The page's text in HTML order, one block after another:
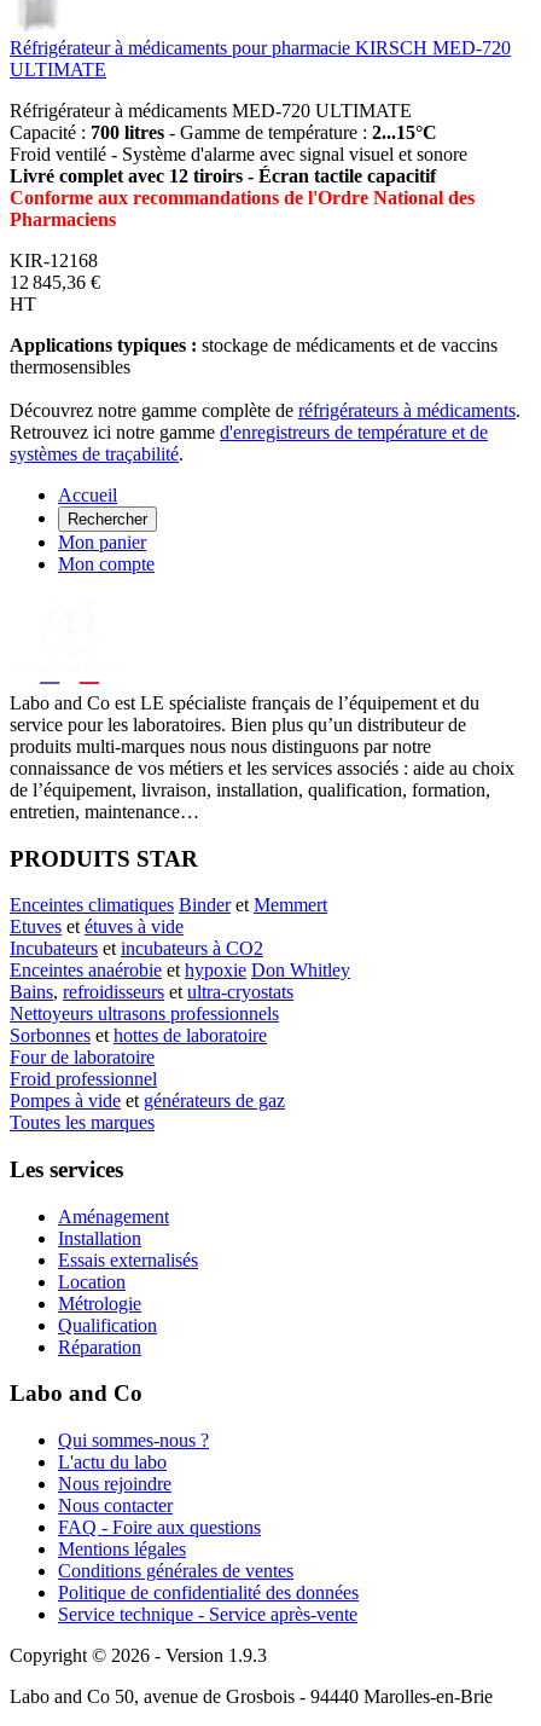
Réfrigérateur à médicaments pour pharmacie KIRSCH MED-720
ULTIMATE
Réfrigérateur à médicaments MED-720 ULTIMATE
Capacité : 700 litres - Gamme de température : 2...15°C
Froid ventilé - Système d'alarme avec signal visuel et sonore
Livré complet avec 12 tiroirs - Écran tactile capacitif
Conforme aux recommandations de l'Ordre National des
Pharmaciens
KIR-12168
12 845,36 €
HT
Applications typiques : stockage de médicaments et de vaccins
thermosensibles
Découvrez notre gamme complète de réfrigérateurs à médicaments.
Retrouvez ici notre gamme d'enregistreurs de température et de
systèmes de traçabilité.
Accueil
Rechercher
Mon panier
Mon compte
Labo and Co est LE spécialiste français de l’équipement et du
service pour les laboratoires. Bien plus qu’un distributeur de
produits multi-marques nous nous distinguons par notre
connaissance de vos métiers et les services associés : aide au choix
de l’équipement, livraison, installation, qualification, formation,
entretien, maintenance…
PRODUITS STAR
Enceintes climatiques Binderet Memmert
Etuves et étuves à vide
Incubateurs et incubateurs à CO2
Enceintes anaérobie et hypoxie Don Whitley
Bains, refroidisseurs et ultra-cryostats
Nettoyeurs ultrasons professionnels
Sorbonnes et hottes de laboratoire
Four de laboratoire
Froid professionnel
Pompes à vide et générateurs de gaz
Toutes les marques
Les services
Aménagement
Installation
Essais externalisés
Location
Métrologie
Qualification
Réparation
Labo and Co
Qui sommes-nous ?
L'actu du labo
Nous rejoindre
Nous contacter
FAQ - Foire aux questions
Mentions légales
Conditions générales de ventes
Politique de confidentialité des données
Service technique - Service après-vente
Copyright © 2026 - Version 1.9.3
Labo and Co 50, avenue de Grosbois - 94440 Marolles-en-Brie